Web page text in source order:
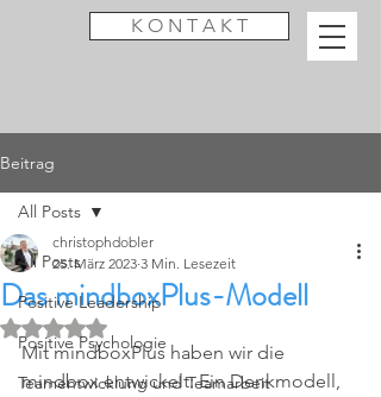
K O N T A K T
Beitrag
All Posts
Positive Leadership
Positive Psychologie
Teamentwicklung und Teamarbeit
All Posts
Das mindboxPlus-Modell
christophdobler
25. März 2023 3 Min. Lesezeit
Mit NaN von 5 Sternen bewertet.
Mit mindboxPlus haben wir die
mindbox entwickelt: Ein Denkmodell,